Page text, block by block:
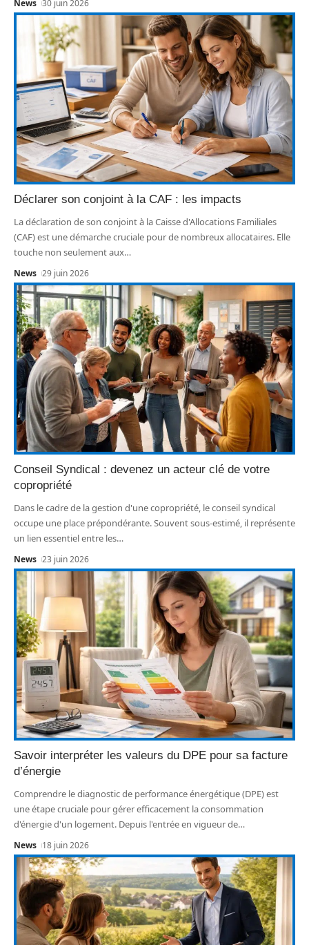
News 30 juin 2026
Déclarer son conjoint à la CAF : les impacts
La déclaration de son conjoint à la Caisse d'Allocations Familiales
(CAF) est une démarche cruciale pour de nombreux allocataires. Elle
touche non seulement aux…
News 29 juin 2026
Conseil Syndical : devenez un acteur clé de votre
copropriété
Dans le cadre de la gestion d'une copropriété, le conseil syndical
occupe une place prépondérante. Souvent sous-estimé, il représente
un lien essentiel entre les…
News 23 juin 2026
Savoir interpréter les valeurs du DPE pour sa facture
d’énergie
Comprendre le diagnostic de performance énergétique (DPE) est
une étape cruciale pour gérer efficacement la consommation
d'énergie d'un logement. Depuis l'entrée en vigueur de…
News 18 juin 2026